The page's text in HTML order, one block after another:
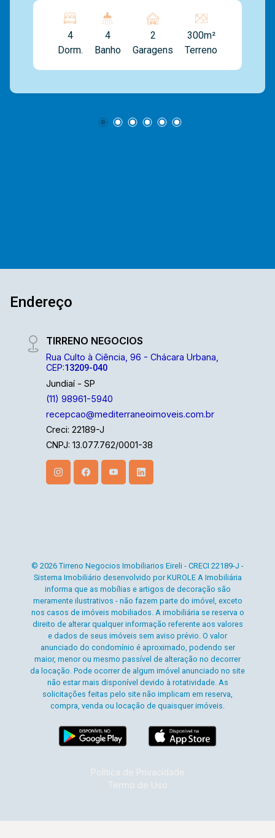
dormitórios com armários embutidos sendo
uma suíte com closet e um escritório. Banheiro
social, sala para 2 ambientes, lavabo, inferior
copa cozinha e área de serviço com quarto de
empregada com banheiro. Quintal com garagem
inferior salão de festa com banheiro. Somos
mercado. Com uma vasta experiência na
4
Dorm.
4
Banho
2
Garagens
300m²
Terreno
Endereço
TIRRENO NEGOCIOS
Rua Culto à Ciência, 96 - Chácara Urbana,
CEP:13209-040
Jundiaí - SP
(11) 98961-5940
recepcao@mediterraneoimoveis.com.br
Creci: 22189-J
CNPJ: 13.077.762/0001-38
© 2026 Tirreno Negocios Imobiliarios Eireli - CRECI 22189-J -
Sistema Imobiliário desenvolvido por KUROLE A Imobiliária
informa que as mobílias e artigos de decoração são
meramente ilustrativos - não fazem parte do imóvel, exceto
nos casos de imóveis mobiliados. A imobiliária se reserva o
direito de alterar qualquer informação referente aos valores
e dados de seus imóveis sem aviso prévio. O valor
anunciado do condomínio é aproximado, podendo ser
maior, menor ou mesmo passível de alteração no decorrer
da locação. Pode ocorrer de algum imóvel anunciado no site
não estar mais disponível devido à rotatividade. As
solicitações feitas pelo site não implicam em reserva,
compra, venda ou locação de quaisquer imóveis.
Política de Privacidade
Termo de Uso